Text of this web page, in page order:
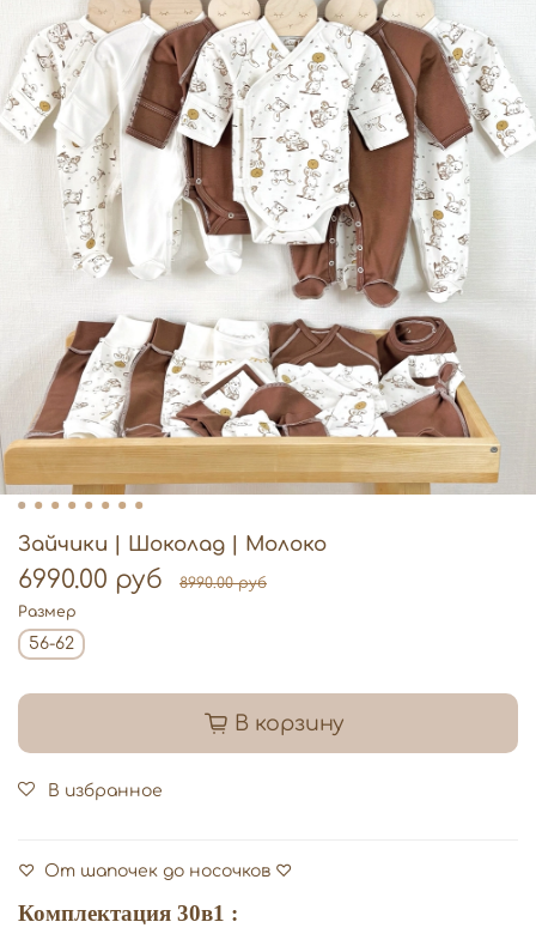
Зайчики | Шоколад | Молоко
6990.00 руб
8990.00 руб
Размер
56-62
В корзину
В избранное
♡ От шапочек до носочков ♡
Комплектация 30в1 :